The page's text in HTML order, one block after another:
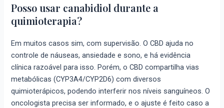
Posso usar canabidiol durante a
quimioterapia?
Em muitos casos sim, com supervisão. O CBD ajuda no
controle de náuseas, ansiedade e sono, e há evidência
clínica razoável para isso. Porém, o CBD compartilha vias
metabólicas (CYP3A4/CYP2D6) com diversos
quimioterápicos, podendo interferir nos níveis sanguíneos. O
oncologista precisa ser informado, e o ajuste é feito caso a